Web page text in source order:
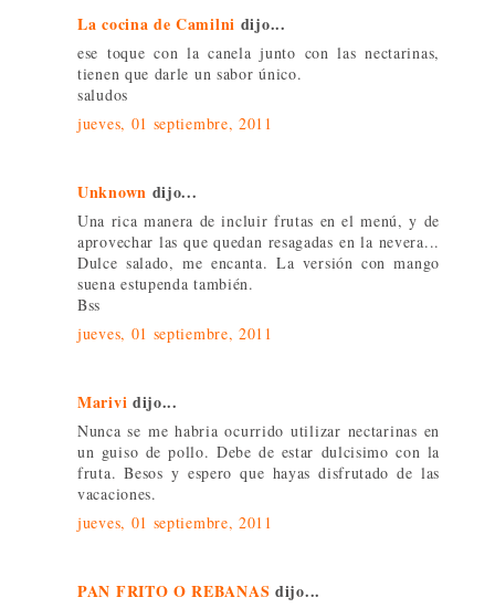
La cocina de Camilni dijo...
ese toque con la canela junto con las nectarinas,
tienen que darle un sabor único.
saludos
jueves, 01 septiembre, 2011
Unknown dijo...
Una rica manera de incluir frutas en el menú, y de
aprovechar las que quedan resagadas en la nevera...
Dulce salado, me encanta. La versión con mango
suena estupenda también.
Bss
jueves, 01 septiembre, 2011
Marivi dijo...
Nunca se me habria ocurrido utilizar nectarinas en
un guiso de pollo. Debe de estar dulcisimo con la
fruta. Besos y espero que hayas disfrutado de las
vacaciones.
jueves, 01 septiembre, 2011
PAN FRITO O REBANAS dijo...